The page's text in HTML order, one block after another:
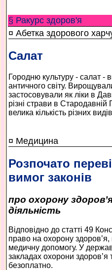
§ Ракурс здоров'я
¤ Абетка здорового
Cалат
Городню культуру - салат -
античного світу.
застосовували як ліки в
різні страви в Стародавній
велика кількість різних
¤ Медицина
Розпочато
вимог законів
про охорону
діяльність
Відповідно до статті 49
право на охорону
медичну допомогу. У
закладах охорони здоров’я
безоплатно.